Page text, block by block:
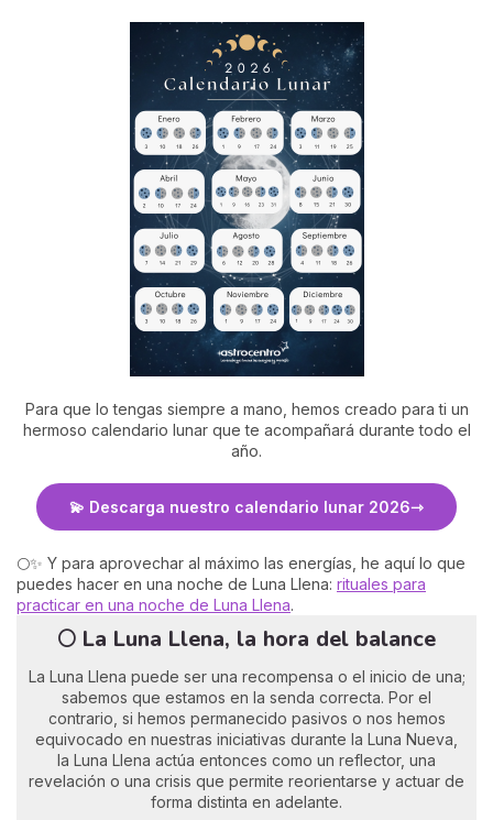
Para que lo tengas siempre a mano, hemos creado para ti un
hermoso calendario lunar que te acompañará durante todo el
año.
💫 Descarga nuestro calendario lunar 2026
🌕✨ Y para aprovechar al máximo las energías, he aquí lo que
puedes hacer en una noche de Luna Llena: rituales para
practicar en una noche de Luna Llena.
🌕 La Luna Llena, la hora del balance
La Luna Llena puede ser una recompensa o el inicio de una;
sabemos que estamos en la senda correcta. Por el
contrario, si hemos permanecido pasivos o nos hemos
equivocado en nuestras iniciativas durante la Luna Nueva,
la Luna Llena actúa entonces como un reflector, una
revelación o una crisis que permite reorientarse y actuar de
forma distinta en adelante.